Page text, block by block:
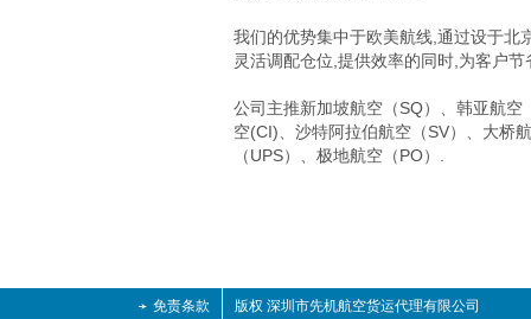
我们的优势集中于欧美航线,通过设于北
灵活调配仓位,提供效率的同时,为客户节
公司主推新加坡航空（SQ）、韩亚航
空(CI)、沙特阿拉伯航空（SV）、大桥
（UPS）、极地航空（PO）.
免责条款 版权 深圳市先机航空货运代理有限公司